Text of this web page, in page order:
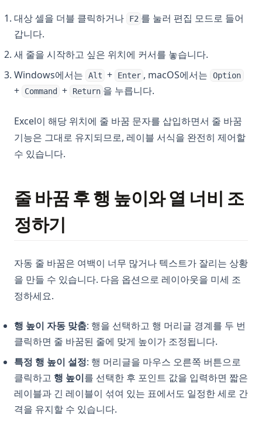
대상 셀을 더블 클릭하거나 F2 를 눌러 편집 모드로 들어
갑니다.
새 줄을 시작하고 싶은 위치에 커서를 놓습니다.
Windows에서는
Alt + Enter , macOS에서는 Option
+ Command + Return 을 누릅니다.
Excel이 해당 위치에 줄 바꿈 문자를 삽입하면서 줄 바꿈
기능은 그대로 유지되므로, 레이블 서식을 완전히 제어할
수 있습니다.
줄 바꿈 후 행 높이와 열 너비 조
정하기
자동 줄 바꿈은 여백이 너무 많거나 텍스트가 잘리는 상황
을 만들 수 있습니다. 다음 옵션으로 레이아웃을 미세 조
정하세요.
행 높이 자동 맞춤: 행을 선택하고 행 머리글 경계를 두 번
클릭하면 줄 바꿈된 줄에 맞게 높이가 조정됩니다.
특정 행 높이 설정: 행 머리글을 마우스 오른쪽 버튼으로
클릭하고 행 높이를 선택한 후 포인트 값을 입력하면 짧은
레이블과 긴 레이블이 섞여 있는 표에서도 일정한 세로 간
격을 유지할 수 있습니다.